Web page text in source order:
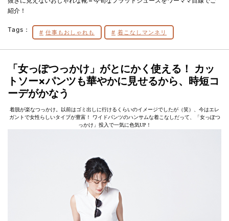
紹介！
Tags： 仕事もおしゃれも 着こなしマンネリ
「女っぽつっかけ」がとにかく使える！ カッ
トソー×パンツも華やかに見せるから、時短コ
ーデがかなう
着脱が楽なつっかけ。以前はゴミ出しに行けるくらいのイメージでしたが（笑）、今はエレ
ガントで女性らしいタイプが豊富！ ワイドパンツのハンサムな着こなしだって、「女っぽつ
っかけ」投入で一気に色気UP！